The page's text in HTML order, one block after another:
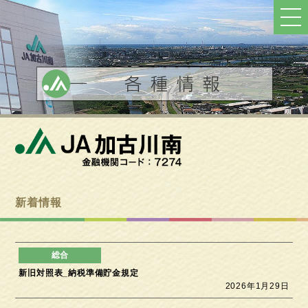
新着情報
新旧対照表_納税準備貯金規定
2026年1月29日